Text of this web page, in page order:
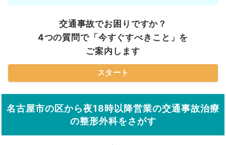
交通事故でお困りですか？
4つの質問で「今すぐすべきこと」を
ご案内します
スタート
名古屋市の区から夜18時以降営業の交通事故治療
の整形外科をさがす